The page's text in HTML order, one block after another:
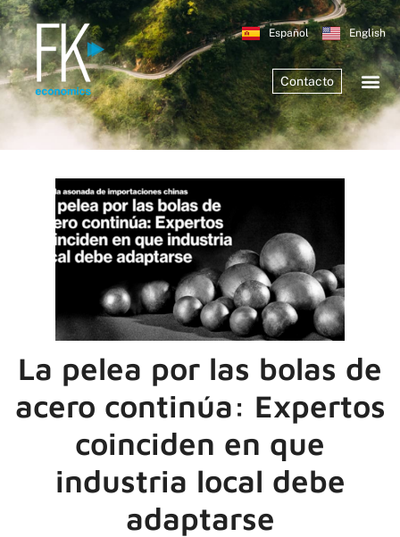
Español English
Contacto
La pelea por las bolas de
acero continúa: Expertos
coinciden en que
industria local debe
adaptarse